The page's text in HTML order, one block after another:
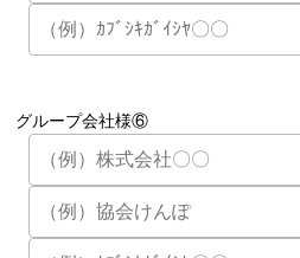
グループ会社様⑥